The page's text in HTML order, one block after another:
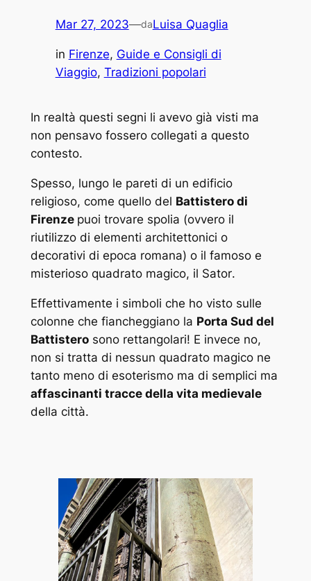
Mar 27, 2023—daLuisa Quaglia
in Firenze, Guide e Consigli di
Viaggio, Tradizioni popolari
In realtà questi segni li avevo già visti ma
non pensavo fossero collegati a questo
contesto.
Spesso, lungo le pareti di un edificio
religioso, come quello del Battistero di
Firenze puoi trovare spolia (ovvero il
riutilizzo di elementi architettonici o
decorativi di epoca romana) o il famoso e
misterioso quadrato magico, il Sator.
Effettivamente i simboli che ho visto sulle
colonne che fiancheggiano la Porta Sud del
Battisterosono rettangolari! E invece no,
non si tratta di nessun quadrato magico ne
tanto meno di esoterismo ma di semplici ma
affascinanti tracce della vita medievale
della città.